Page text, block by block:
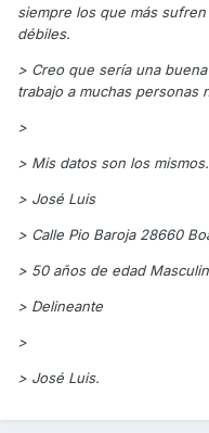
siempre los que más
débiles.
> Creo que sería una
trabajo a muchas personas
>
> Mis datos son los mismos.
> José Luis
> Calle Pio Baroja 28660
> 50 años de edad
> Delineante
>
> José Luis.